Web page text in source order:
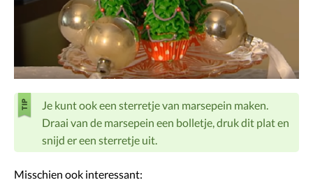
Je kunt ook een sterretje van marsepein maken.
Draai van de marsepein een bolletje, druk dit plat en
snijd er een sterretje uit.
Misschien ook interessant: